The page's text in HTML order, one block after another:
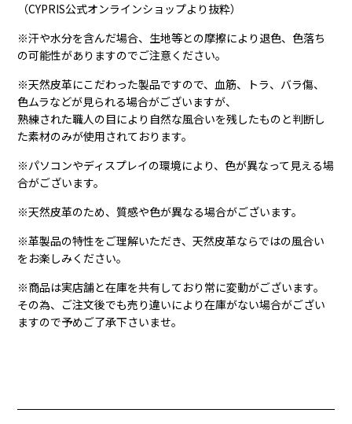
（CYPRIS公式オンラインショップより抜粋）
※汗や水分を含んだ場合、生地等との摩擦により退色、色落ち
の可能性がありますのでご注意ください。
※天然皮革にこだわった製品ですので、血筋、トラ、バラ傷、
色ムラなどが見られる場合がございますが、
熟練された職人の目により自然な風合いを残したものと判断し
た素材のみが使用されております。
※パソコンやディスプレイの環境により、色が異なって見える場
合がございます。
※天然皮革のため、質感や色が異なる場合がございます。
※革製品の特性をご理解いただき、天然皮革ならではの風合い
をお楽しみください。
※商品は実店舗と在庫を共有しており常に変動がございます。
その為、ご注文後でも売り違いにより在庫がない場合がござい
ますので予めご了承下さいませ。